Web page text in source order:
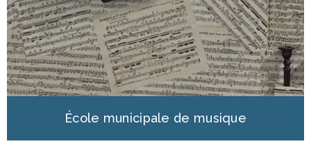
École municipale de musique